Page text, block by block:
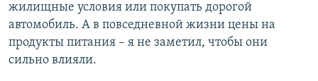
жилищные условия или покупать дорогой
автомобиль. А в повседневной жизни цены на
продукты питания – я не заметил, чтобы они
сильно влияли.